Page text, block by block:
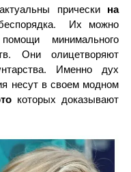
прически на
Их можно
минимального
Они олицетворяют
Именно дух
несут в своем модном
которых доказывают